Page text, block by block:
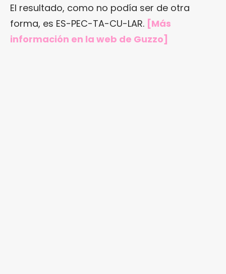
El resultado, como no podía ser de otra
forma, es ES-PEC-TA-CU-LAR. [Más
información en la web de Guzzo]